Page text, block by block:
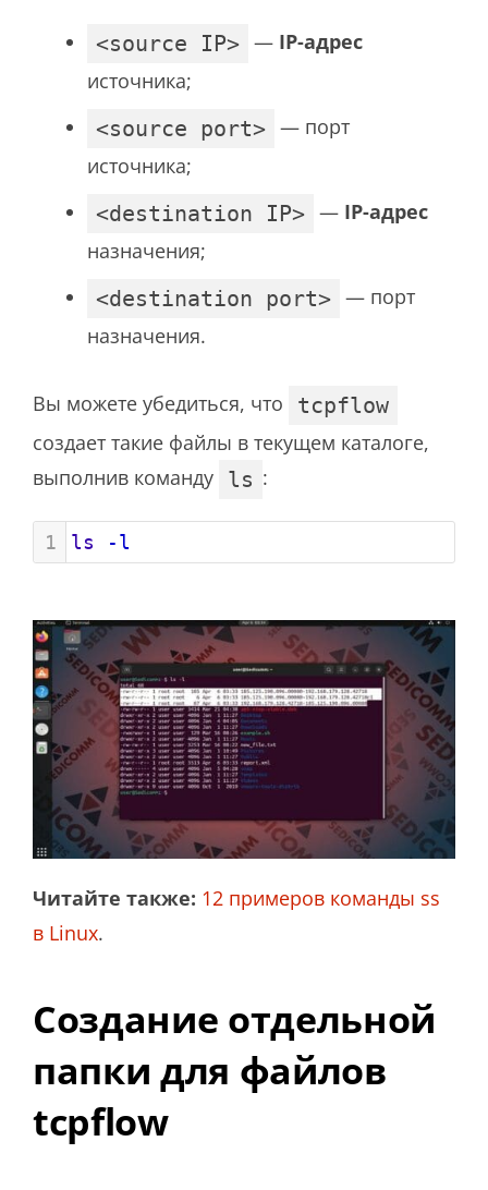
<source IP> — IP-адрес
источника;
<source port> — порт
источника;
<destination IP> — IP-адрес
назначения;
<destination port> — порт
назначения.
Вы можете убедиться, что
tcpflow
создает такие файлы в текущем каталоге,
выполнив команду ls :
1 ls -l
Читайте также: 12 примеров команды ss
в Linux.
Создание отдельной
папки для файлов
tcpflow